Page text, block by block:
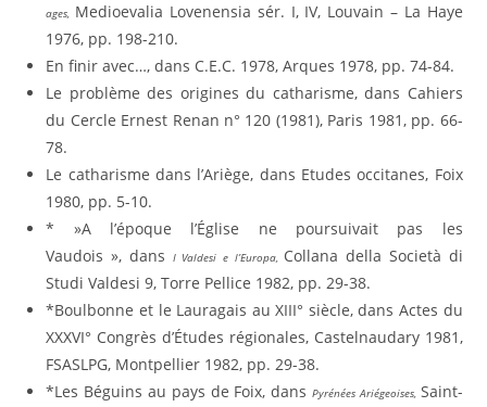
ages, Medioevalia Lovenensia sér. I, IV, Louvain – La Haye
1976, pp. 198-210.
En finir avec…, dans C.E.C. 1978, Arques 1978, pp. 74-84.
Le problème des origines du catharisme, dans Cahiers
du Cercle Ernest Renan n° 120 (1981), Paris 1981, pp. 66-
78.
Le catharisme dans l’Ariège, dans Etudes occitanes, Foix
1980, pp. 5-10.
* »A l’époque l’Église ne poursuivait pas les
Vaudois », dans I Valdesi e l’Europa, Collana della Società di
Studi Valdesi 9, Torre Pellice 1982, pp. 29-38.
*Boulbonne et le Lauragais au XIII° siècle, dans Actes du
XXXVI° Congrès d’Études régionales, Castelnaudary 1981,
FSASLPG, Montpellier 1982, pp. 29-38.
*Les Béguins au pays de Foix, dans Pyrénées Ariégeoises, Saint-